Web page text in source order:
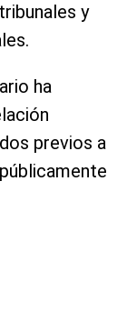
y
ha
previos a